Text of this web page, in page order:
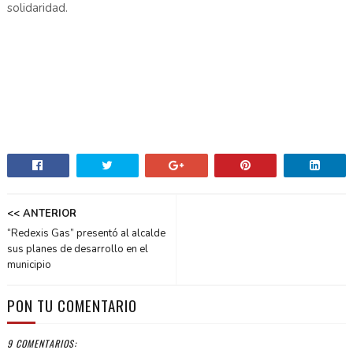
solidaridad.
<< ANTERIOR
“Redexis Gas” presentó al alcalde
sus planes de desarrollo en el
municipio
PON TU COMENTARIO
9 COMENTARIOS: